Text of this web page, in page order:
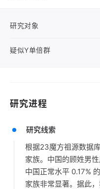
研究对象
疑似Y单倍群
研究进程
研究线索
根据23魔方祖源数据
家族。中国的顾姓男
中国正常水平 0.17%
家族非常显著。据此